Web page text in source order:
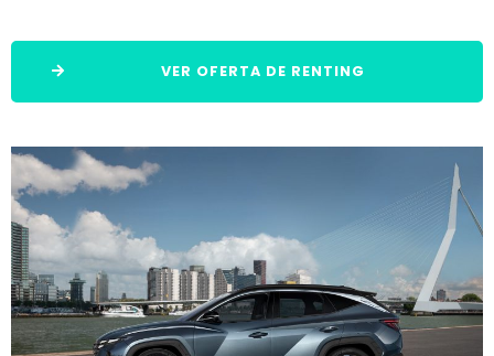
VER OFERTA DE RENTING